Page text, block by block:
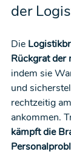
der
Die
Rückgrat
indem sie
und
rechtzeitig
ankommen.
kämpft die